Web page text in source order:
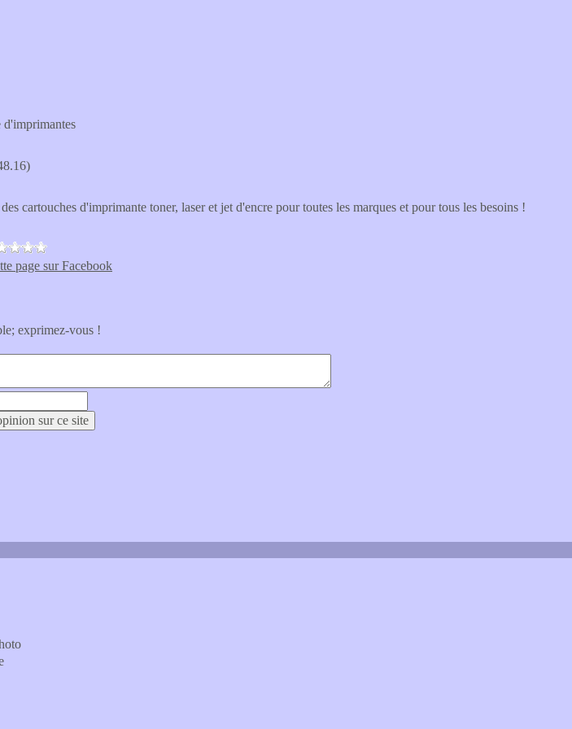
d'imprimantes
cartouches d'imprimante toner, laser et jet d'encre pour toutes les marques et pour tous les besoins !
page sur Facebook
exprimez-vous !